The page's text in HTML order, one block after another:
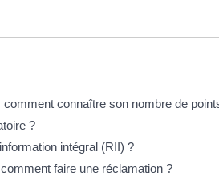
connaître son nombre de
?
intégral (RII) ?
faire une réclamation ?